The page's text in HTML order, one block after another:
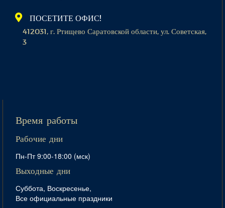
ПОСЕТИТЕ ОФИС!
412031, г. Ртищево Саратовской области, ул. Советская,
3
Время работы
Рабочие дни
Пн-Пт 9:00-18:00 (мск)
Выходные дни
Суббота, Воскресенье,
Все официальные праздники